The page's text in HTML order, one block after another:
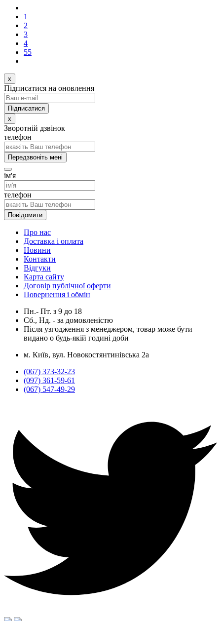
1
2
3
4
55
x
Підписатися на оновлення
x
Зворотній дзвінок
телефон
Передзвоніть мені
ім'я
телефон
Повідомити
Про нас
Доставка і оплата
Новини
Контакти
Відгуки
Карта сайту
Договір публічної оферти
Повернення і обмін
Пн.- Пт. з 9 до 18
Сб., Нд. - за домовленістю
Після узгодження з менеджером, товар може бути
видано о будь-якій годині доби
м. Київ, вул. Новокостянтинівська 2а
(067) 373-32-23
(097) 361-59-61
(067) 547-49-29